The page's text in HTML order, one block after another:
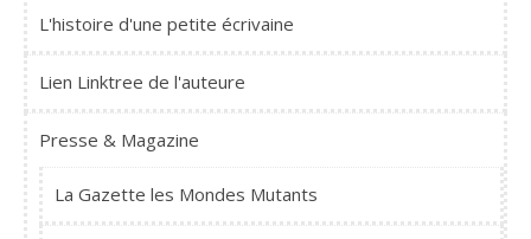
L'histoire d'une petite écrivaine
Lien Linktree de l'auteure
Presse & Magazine
La Gazette les Mondes Mutants